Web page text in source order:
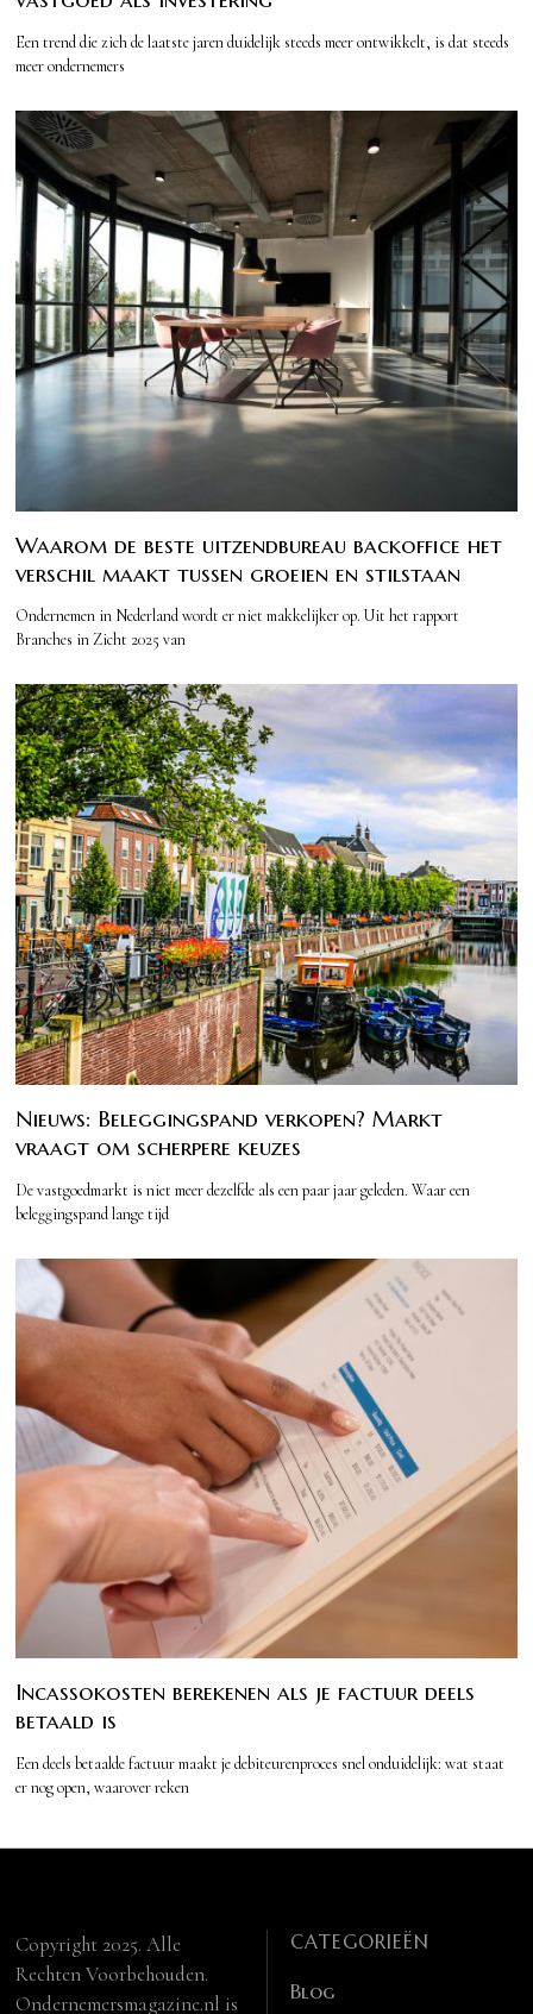
Een trend die zich de laatste jaren duidelijk steeds meer ontwikkelt, is dat steeds
meer ondernemers
Waarom de beste uitzendbureau backoffice het
verschil maakt tussen groeien en stilstaan
Ondernemen in Nederland wordt er niet makkelijker op. Uit het rapport
Branches in Zicht 2025 van
Nieuws: Beleggingspand verkopen? Markt
vraagt om scherpere keuzes
De vastgoedmarkt is niet meer dezelfde als een paar jaar geleden. Waar een
beleggingspand lange tijd
Incassokosten berekenen als je factuur deels
betaald is
Een deels betaalde factuur maakt je debiteurenproces snel onduidelijk: wat staat
er nog open, waarover reken
Copyright 2025. Alle
Rechten Voorbehouden.
Ondernemersmagazine.nl is
CATEGORIEËN
Blog